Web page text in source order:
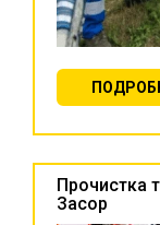
Прочистка
Засор